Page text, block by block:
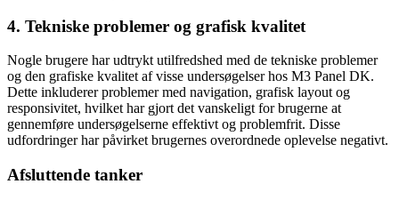
4. Tekniske problemer og grafisk kvalitet
Nogle brugere har udtrykt utilfredshed med de tekniske problemer
og den grafiske kvalitet af visse undersøgelser hos M3 Panel DK.
Dette inkluderer problemer med navigation, grafisk layout og
responsivitet, hvilket har gjort det vanskeligt for brugerne at
gennemføre undersøgelserne effektivt og problemfrit. Disse
udfordringer har påvirket brugernes overordnede oplevelse negativt.
Afsluttende tanker